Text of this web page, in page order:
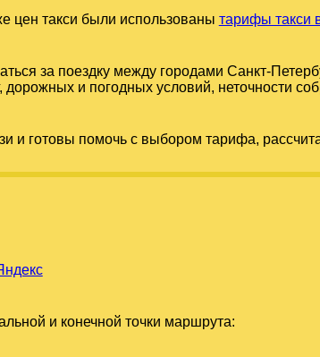
цен такси были использованы тарифы такси
за поездку между городами Санкт-
дорожных и погодных условий, неточности
и готовы помочь с выбором тарифа,
и конечной точки маршрута: